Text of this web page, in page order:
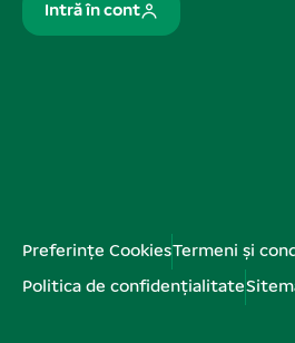
Intră în cont
Preferințe CookiesTermeni și
Politica de confidențialitate